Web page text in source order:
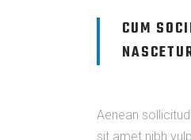
CUM
Aenean
sit amet nibh